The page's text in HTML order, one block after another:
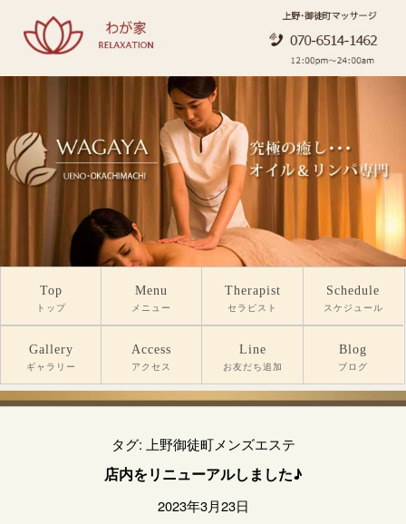
Top
トップ
Menu
メニュー
Therapist
セラピスト
Schedule
スケジュール
Gallery
ギャラリー
Access
アクセス
Line
お友だち追加
Blog
ブログ
タグ: 上野御徒町メンズエステ
店内をリニューアルしました♪
2023年3月23日